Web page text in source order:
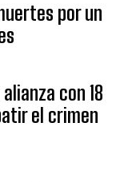
por un
con 18
el crimen